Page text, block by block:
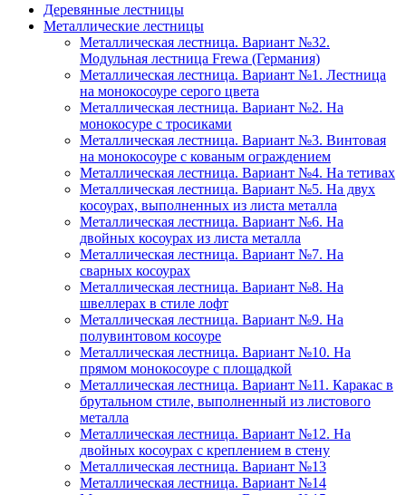
Деревянные лестницы
Металлические лестницы
Металлическая лестница. Вариант №32.
Модульная лестница Frewa (Германия)
Металлическая лестница. Вариант №1. Лестница
на монокосоуре серого цвета
Металлическая лестница. Вариант №2. На
монокосуре с тросиками
Металлическая лестница. Вариант №3. Винтовая
на монокосоуре с кованым ограждением
Металлическая лестница. Вариант №4. На тетивах
Металлическая лестница. Вариант №5. На двух
косоурах, выполненных из листа металла
Металлическая лестница. Вариант №6. На
двойных косоурах из листа металла
Металлическая лестница. Вариант №7. На
сварных косоурах
Металлическая лестница. Вариант №8. На
швеллерах в стиле лофт
Металлическая лестница. Вариант №9. На
полувинтовом косоуре
Металлическая лестница. Вариант №10. На
прямом монокосоуре с площадкой
Металлическая лестница. Вариант №11. Каракас в
брутальном стиле, выполненный из листового
металла
Металлическая лестница. Вариант №12. На
двойных косоурах с креплением в стену
Металлическая лестница. Вариант №13
Металлическая лестница. Вариант №14